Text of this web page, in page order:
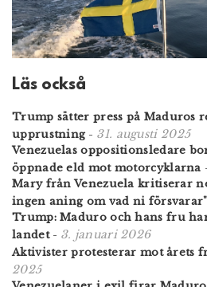
Läs också
Trump sätter press på Maduros
upprustning- 31. augusti 2025
Venezuelas oppositionsledare
öppnade eld mot motorcyklarna
Mary från Venezuela kritiserar
ingen aning om vad ni försvarar"
Trump: Maduro och hans fru
landet- 3. januari 2026
Aktivister protesterar mot årets
2025